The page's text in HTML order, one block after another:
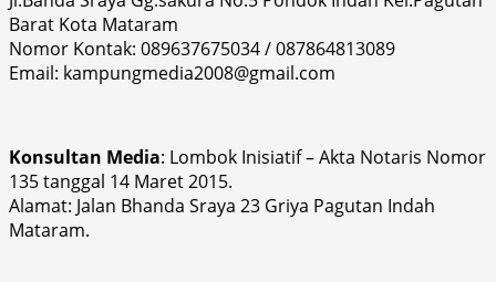
Barat Kota Mataram
Nomor Kontak: 089637675034 / 087864813089
Email: kampungmedia2008@gmail.com
Konsultan Media: Lombok Inisiatif – Akta Notaris Nomor
135 tanggal 14 Maret 2015.
Alamat: Jalan Bhanda Sraya 23 Griya Pagutan Indah
Mataram.